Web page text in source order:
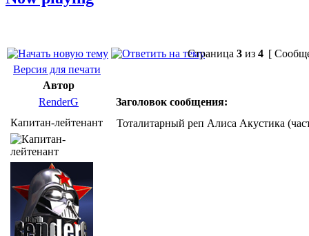
Страница 3 из 4 [
Версия для печати
Автор
RenderG
Заголовок сообщения:
Капитан-лейтенант
Тоталитарный реп Алиса Акустика